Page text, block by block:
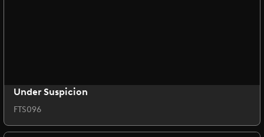
Under Suspicion
FTS096